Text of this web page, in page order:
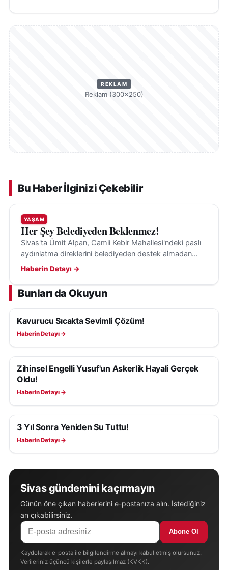
REKLAM
Reklam (300×250)
Bu Haber İlginizi Çekebilir
YAŞAM
Her Şey Belediyeden Beklenmez!
Sivas'ta Ümit Alpan, Camii Kebir Mahallesi'ndeki paslı
aydınlatma direklerini belediyeden destek almadan
kendi imkânlarıyla boyayarak gönüllü çalışmasıyla
Haberin Detayı →
Bunları da Okuyun
YAŞAM
Kavurucu Sıcakta Sevimli Çözüm!
Haberin Detayı →
YAŞAM
Zihinsel Engelli Yusuf'un Askerlik Hayali Gerçek
Oldu!
Haberin Detayı →
YAŞAM
3 Yıl Sonra Yeniden Su Tuttu!
Haberin Detayı →
Sivas gündemini kaçırmayın
Günün öne çıkan haberlerini e-postanıza alın. İstediğiniz
an çıkabilirsiniz.
Abone Ol
Kaydolarak e-posta ile bilgilendirme almayı kabul etmiş olursunuz.
Verileriniz üçüncü kişilerle paylaşılmaz (KVKK).